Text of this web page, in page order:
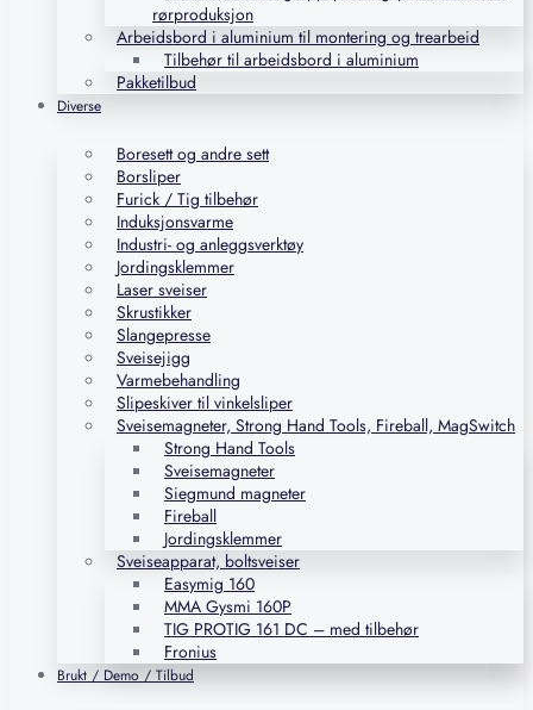
rørproduksjon
Arbeidsbord i aluminium til montering og trearbeid
Tilbehør til arbeidsbord i aluminium
Pakketilbud
Diverse
Boresett og andre sett
Borsliper
Furick / Tig tilbehør
Induksjonsvarme
Industri- og anleggsverktøy
Jordingsklemmer
Laser sveiser
Skrustikker
Slangepresse
Sveisejigg
Varmebehandling
Slipeskiver til vinkelsliper
Sveisemagneter, Strong Hand Tools, Fireball, MagSwitch
Strong Hand Tools
Sveisemagneter
Siegmund magneter
Fireball
Jordingsklemmer
Sveiseapparat, boltsveiser
Easymig 160
MMA Gysmi 160P
TIG PROTIG 161 DC – med tilbehør
Fronius
Brukt / Demo / Tilbud